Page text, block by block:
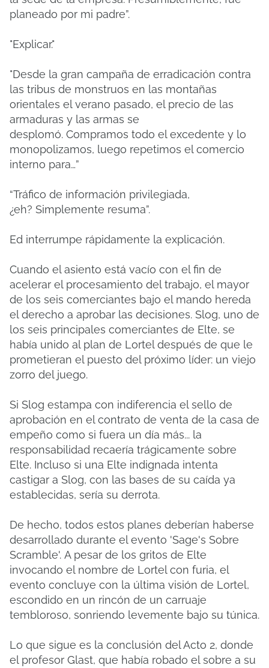
planeado por mi padre”.
"Explicar."
"Desde la gran campaña de erradicación contra
las tribus de monstruos en las montañas
orientales el verano pasado, el precio de las
armaduras y las armas se
desplomó. Compramos todo el excedente y lo
monopolizamos, luego repetimos el comercio
interno para…”
“Tráfico de información privilegiada,
¿eh? Simplemente resuma”.
Ed interrumpe rápidamente la explicación.
Cuando el asiento está vacío con el fin de
acelerar el procesamiento del trabajo, el mayor
de los seis comerciantes bajo el mando hereda
el derecho a aprobar las decisiones. Slog, uno de
los seis principales comerciantes de Elte, se
había unido al plan de Lortel después de que le
prometieran el puesto del próximo líder: un viejo
zorro del juego.
Si Slog estampa con indiferencia el sello de
aprobación en el contrato de venta de la casa de
empeño como si fuera un día más... la
responsabilidad recaería trágicamente sobre
Elte. Incluso si una Elte indignada intenta
castigar a Slog, con las bases de su caída ya
establecidas, sería su derrota.
De hecho, todos estos planes deberían haberse
desarrollado durante el evento 'Sage's Sobre
Scramble'. A pesar de los gritos de Elte
invocando el nombre de Lortel con furia, el
evento concluye con la última visión de Lortel,
escondido en un rincón de un carruaje
tembloroso, sonriendo levemente bajo su túnica.
Lo que sigue es la conclusión del Acto 2, donde
el profesor Glast, que había robado el sobre a su